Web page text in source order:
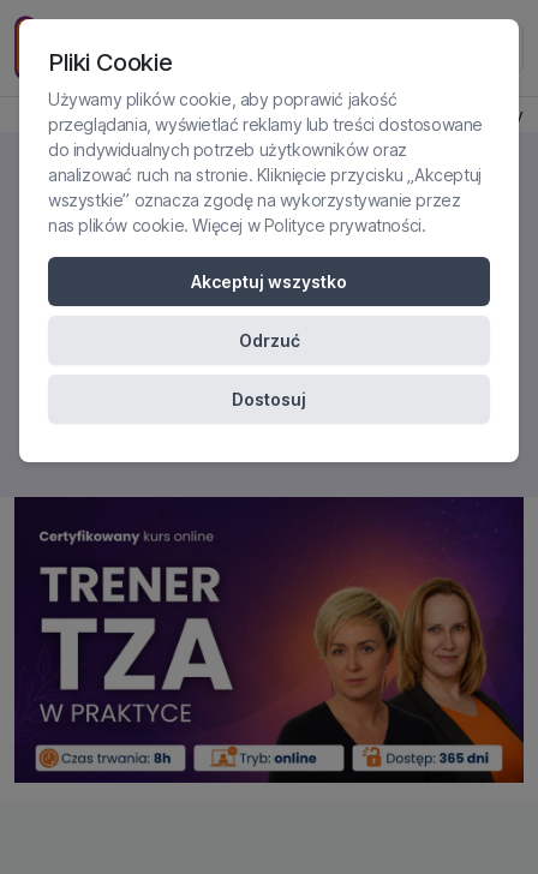
Produkt jest dostępny
TRENER TZA W PRAKTYCE
Certyfikowany kurs online
KUP KURS | 1500 zł
Pliki Cookie
Używamy plików cookie, aby poprawić jakość
przeglądania, wyświetlać reklamy lub treści dostosowane
do indywidualnych potrzeb użytkowników oraz
analizować ruch na stronie. Kliknięcie przycisku „Akceptuj
wszystkie” oznacza zgodę na wykorzystywanie przez
nas plików cookie. Więcej wPolityce prywatności.
Akceptuj wszystko
Odrzuć
Dostosuj